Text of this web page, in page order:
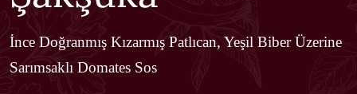
İnce Doğranmış Kızarmış Patlıcan, Yeşil Biber Üzerine
Sarımsaklı Domates Sos